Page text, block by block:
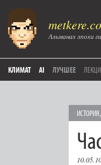
Альманах эпохи
КЛИМАТ AI ЛУЧШЕЕ
ИСТОРИЯ,